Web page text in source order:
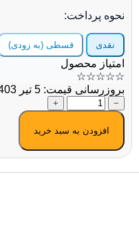
نحوه پرداخت:
نقدی قسطی (به زودی)
امتیاز محصول
☆
☆
☆
☆
☆
بروزرسانی قیمت: 5 تیر 1403
−
+
افزودن به سبد خرید